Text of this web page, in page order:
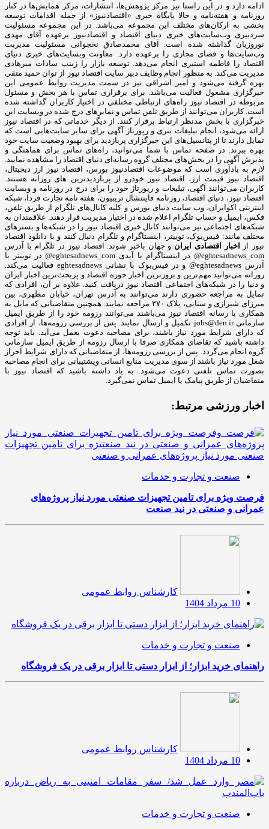
ادامه دارد و در این راستا نیز مرکز پژوهش‌ها، انتشارات، مرکز همایش‌ها در کنار
روزنامه و هفته‌نامه و حالا پایگاه خبری «اقتصادنیوز» از جمله اقدامات توسعه
بخشی به ارکان‌های مختلف این مجموعه می‌باشد. در این مجموعه مسئولیت
سردبیری وب‌سایت‌های خبری دنیای اقتصاد و اقتصادنیوز برعهده آقای مهدی
نوروزیان گذاشته شده است. آقای محمدصادق نخجوانی مسئولیت مدیریت
وب‌سایت‌ها و فضای مجازی را برعهده دارد. معاونت وبسایت‌های خبری دنیای
اقتصاد را فاطمه استیری انجام می‌دهد. توسعه بازار را زینب سادات میرهادی
مدیریت می‌کند. به منظور انجام وظایف دبیر سایت اقتصاد نیوز از توان حمید متقی
بهره گرفته می‌شود و امیر اشراقی نیز در سمت مدیریت روابط عمومی این
خبرگزاری مشغول فعالیت می‌باشد. برای برقراری تماس با هر بخش و مسئول
مربوطه در اقتصاد نیوز راه‌های ارتباطی مختلفی در اختیار کاربران گذاشته شده
است. کاربران می‌توانند از طریق تلفن تماس و نمابرهای درج شده در وبسایت این
خبرگزاری با بخش مدنظر ارتباط برقرار کنند. از دیگر خدماتی که در اقتصاد نیوز
ارائه می‌شود، انجام تبلیغات بنری و رپورتاژ آگهی برای سایر سایت‌هایی است که
تمایل دارند تا از پتانسیل‌های این خبرگزاری پربازدید برای بهبود وضعیت سایت خود
بهره ببرند. در صفحه تماس با شما می‌توانید، راه‌های تماس برای هماهنگی و
پذیرش آگهی را در بخش‌های مختلف گروه رسانه‌ای دنیای اقتصاد را مشاهده نمایید.
لازم به یادآوری است که موضوعات اقتصادنیوز بورس، اقتصاد نیوز ارز دیجیتال،
اقتصاد نیوز قیمت ارز، اقتصاد نیوز خودرو از پربازدیدترین های روزانه هستند.
کاربران می‌توانند آگهی، تبلیغات و رپورتاژ خود را برای درج در روزنامه و وبسایت
اقتصاد نیوز، دنیای اقتصاد، روزنامه فایننشال تریبیون، هفته نامه تجارت فردا، شبکه
اینترنتی اکوایران، وب سایت دنیای بورس و کلیه کانال‌های تلگرام از طریق تلفن،
فکس، ایمیل و حساب تلگرام اعلام شده در اختیار مدیریت قرار دهند. علاقمندان به
شبکه‎‌های اجتماعی نیز می‌توانند کانال خبری اقتصاد نیوز را در شبکه‌ها و بسترهای
مختلف مانند: فیس‌بوک، توییتر، اینستاگرام و تلگرام دنبال کنند و با دانلود اقتصاد
نیوز از اخبار اقتصادی ایران و جهان باخبر شوند. اقتصاد نیوز در تلگرام با آدرس
eghtesadnews_com@ در اینستاگرام با آیدی eghtesadnews_com@ در توییتر با
آدرس eghtesadnews@ و در فیس‌بوک با نشانی eghtesadnews فعالیت می‌کند.
روزانه می‌توانید مهم‌ترین و بروزترین اخبار حوزه اقتصاد و پربحث‌ترین اخبار ایران
و دنیا را در شبکه‌های اجتماعی اقتصاد نیوز دریافت کنید. علاوه بر آن، افرادی که
تمایل به مراجعه حضوری دارند می‌توانند به آدرس تهران، خیابان مطهری، بین
میرزای شیرازی و سنایی، پلاک ۳۷۰ مراجعه نمایند. همچنین متقاضیانی که مایل به
همکاری با رسانه‌ اقتصاد نیوز می‌باشند می‌توانند رزومه خود را از طریق ایمیل
سازمانی jobs@den.ir تکمیل و ارسال نمایند. پس از بررسی رزومه‌ها، از افرادی
که دارای شرایط مورد نیاز باشند، برای مصاحبه دعوت بعمل می‌آید. باید توجه
داشته باشید که تقاضای همکاری صرفا با ارسال رزومه از طریق ایمیل سازمانی
گروه انجام می‌گردد. پس از بررسی رزومه‌ها، از متقاضیانی که دارای شرایط احراز
شغل مورد نیاز باشند از سوی مدیریت منابع انسانی وپشتیبانی برای انجام مصاحبه
بصورت تماس تلفنی دعوت می‌شود. به یاد داشته باشید که اقتصاد نیوز با
متقاضیان از طریق پیامک یا ایمیل تماس نمی‌گیرد.
اخبار ورزشی مرتبط:
صنعت و تجارت و خدمات
فرصت ویژه برای تامین تجهیزات صنعتی مورد نیاز پروژه‌های
عمرانی و صنعتی در نید صنعت
کارشناس روابط عمومی
10 مرداد 1404
صنعت و تجارت و خدمات
راهنمای خرید ابزار؛ از ابزار دستی تا ابزار برقی در یک فروشگاه
کارشناس روابط عمومی
10 مرداد 1404
صنعت و تجارت و خدمات